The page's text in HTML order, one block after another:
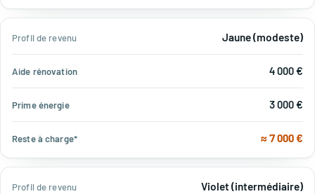
Jaune (modeste)
4 000 €
3 000 €
≈ 7 000 €
Violet (intermédiaire)